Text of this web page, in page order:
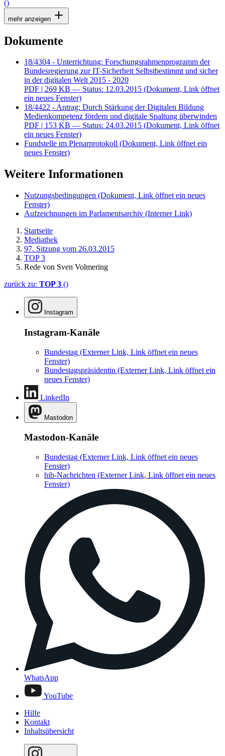
()
mehr anzeigen
Dokumente
18/4304 - Unterrichtung: Forschungsrahmenprogramm der
Bundesregierung zur IT-Sicherheit Selbstbestimmt und sicher
in der digitalen Welt 2015 - 2020
PDF | 269 KB — Status: 12.03.2015 (Dokument, Link öffnet
ein neues Fenster)
18/4422 - Antrag: Durch Stärkung der Digitalen Bildung
Medienkompetenz fördern und digitale Spaltung überwinden
PDF | 153 KB — Status: 24.03.2015 (Dokument, Link öffnet
ein neues Fenster)
Fundstelle im Plenarprotokoll (Dokument, Link öffnet ein
neues Fenster)
Weitere Informationen
Nutzungsbedingungen (Dokument, Link öffnet ein neues
Fenster)
Aufzeichnungen im Parlamentsarchiv (Interner Link)
Startseite
Mediathek
97. Sitzung vom 26.03.2015
TOP 3
Rede von Sven Volmering
zurück zu: TOP 3 ()
Instagram
Instagram-Kanäle
Bundestag (Externer Link, Link öffnet ein neues
Fenster)
Bundestagspräsidentin (Externer Link, Link öffnet ein
neues Fenster)
LinkedIn
Mastodon
Mastodon-Kanäle
Bundestag (Externer Link, Link öffnet ein neues
Fenster)
hib-Nachrichten (Externer Link, Link öffnet ein neues
Fenster)
WhatsApp
YouTube
Hilfe
Kontakt
Inhaltsübersicht